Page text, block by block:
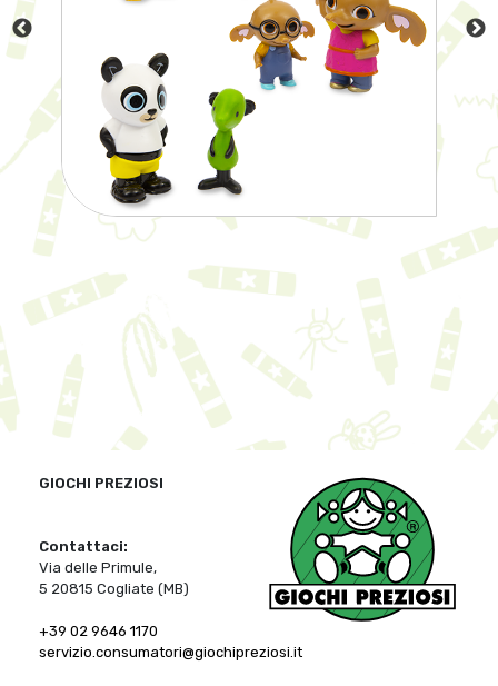
GIOCHI PREZIOSI
Contattaci:
Via delle Primule,
5 20815 Cogliate (MB)
+39 02 9646 1170
servizio.consumatori@giochipreziosi.it